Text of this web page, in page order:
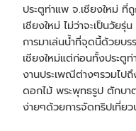
ประตูท่าแพ จ.เชียงใหม่ ที่
เชียงใหม่ ไม่ว่าจะเป็นวัย
การมาเล่นน้ำที่จุดนี้ด้วยบ
เชียงใหม่แต่ก่อนทั้งประตู
งานประเพณีต่างๆรวมไป
ดอกไม้ พระพุทธรูป ตักบา
ง่ายๆด้วยการจัดทริปเที่ย